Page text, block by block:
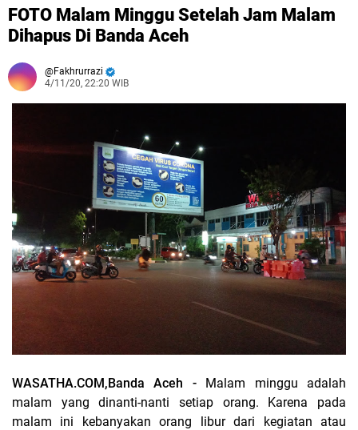
FOTO Malam Minggu Setelah Jam Malam
Dihapus Di Banda Aceh
Fakhrurrazi
4/11/20, 22:20 WIB
WASATHA.COM,Banda Aceh - Malam minggu adalah
malam yang dinanti-nanti setiap orang. Karena pada
malam ini kebanyakan orang libur dari kegiatan atau